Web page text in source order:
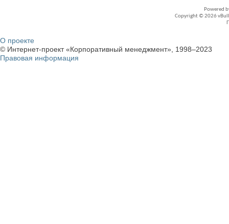
Powered
Copyright © 2026
О проекте
© Интернет-проект «Корпоративный менеджмент», 1998–2023
Правовая информация